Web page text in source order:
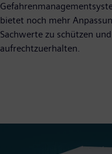
bietet noch mehr
Sachwerte zu schützen
aufrechtzuerhalten.